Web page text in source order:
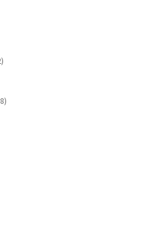
2
23958